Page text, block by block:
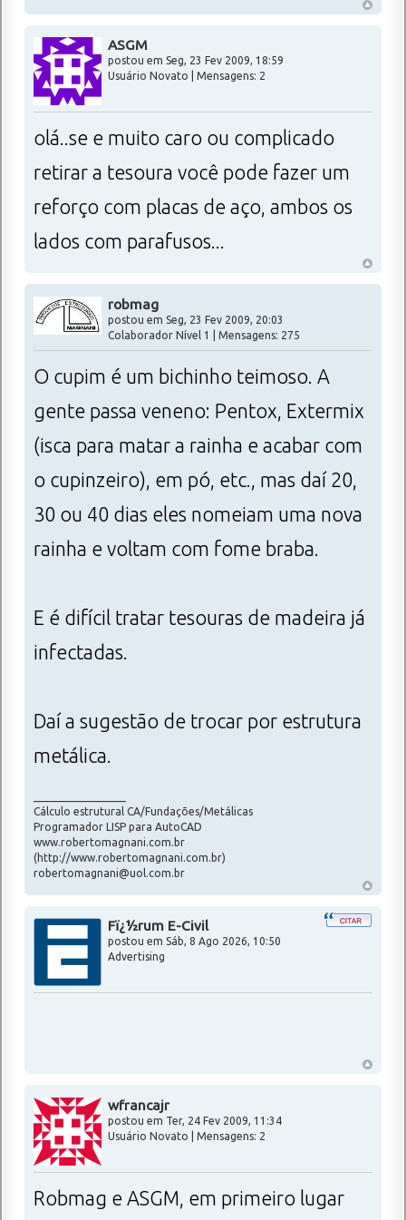
ASGM
postou em Seg, 23 Fev 2009, 18:59
Usuário Novato | Mensagens: 2
olá..se e muito caro ou complicado
retirar a tesoura você pode fazer um
reforço com placas de aço, ambos os
lados com parafusos...
robmag
postou em Seg, 23 Fev 2009, 20:03
Colaborador Nível 1 | Mensagens: 275
O cupim é um bichinho teimoso. A
gente passa veneno: Pentox, Extermix
(isca para matar a rainha e acabar com
o cupinzeiro), em pó, etc., mas daí 20,
30 ou 40 dias eles nomeiam uma nova
rainha e voltam com fome braba.
E é difícil tratar tesouras de madeira já
infectadas.
Daí a sugestão de trocar por estrutura
metálica.
Cálculo estrutural CA/Fundações/Metálicas
Programador LISP para AutoCAD
www.robertomagnani.com.br
(http://www.robertomagnani.com.br)
robertomagnani@uol.com.br
Fï¿½rum E-Civil
postou em Sáb, 8 Ago 2026, 10:50
Advertising
wfrancajr
postou em Ter, 24 Fev 2009, 11:34
Usuário Novato | Mensagens: 2
Robmag e ASGM, em primeiro lugar